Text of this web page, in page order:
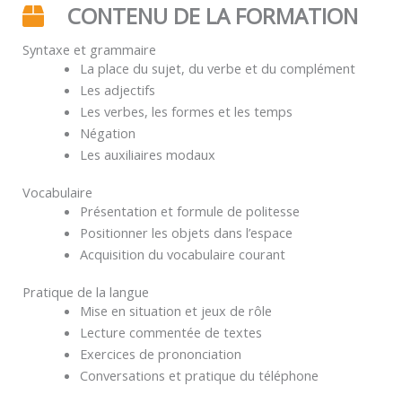
CONTENU DE LA FORMATION
Syntaxe et grammaire
La place du sujet, du verbe et du complément
Les adjectifs
Les verbes, les formes et les temps
Négation
Les auxiliaires modaux
Vocabulaire
Présentation et formule de politesse
Positionner les objets dans l’espace
Acquisition du vocabulaire courant
Pratique de la langue
Mise en situation et jeux de rôle
Lecture commentée de textes
Exercices de prononciation
Conversations et pratique du téléphone